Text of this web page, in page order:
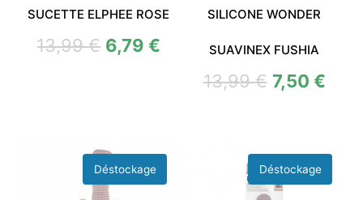
SUCETTE ELPHEE ROSE
13,99€ 6,79€
SILICONE WONDER
SUAVINEX FUSHIA
13,99€ 7,50 €